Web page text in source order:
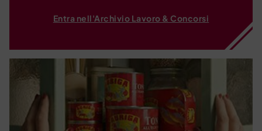
Entra nell'Archivio Lavoro & Concorsi